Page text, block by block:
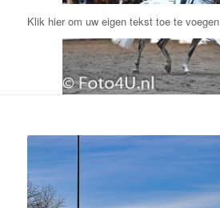
Klik hier om uw eigen tekst toe te voegen